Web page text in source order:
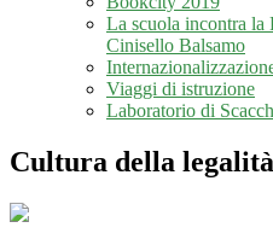
La scuola incontra la
Cinisello Balsamo
Viaggi di istruzione
Laboratorio di
Cultura della legalità